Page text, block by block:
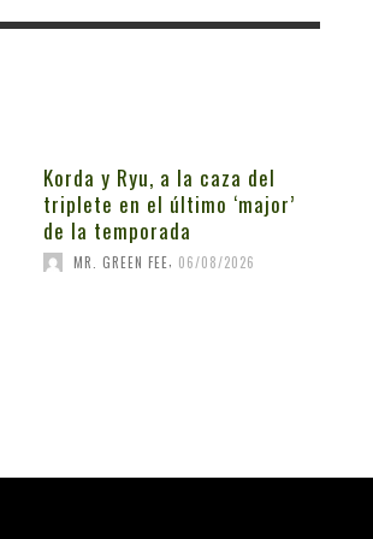
Korda y Ryu, a la caza del
triplete en el último ‘major’
de la temporada
MR. GREEN FEE, 06/08/2026